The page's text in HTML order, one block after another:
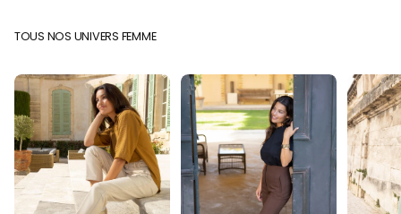
TOUS NOS UNIVERS FEMME